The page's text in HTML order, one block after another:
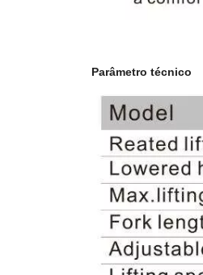
Parâmetro técnico